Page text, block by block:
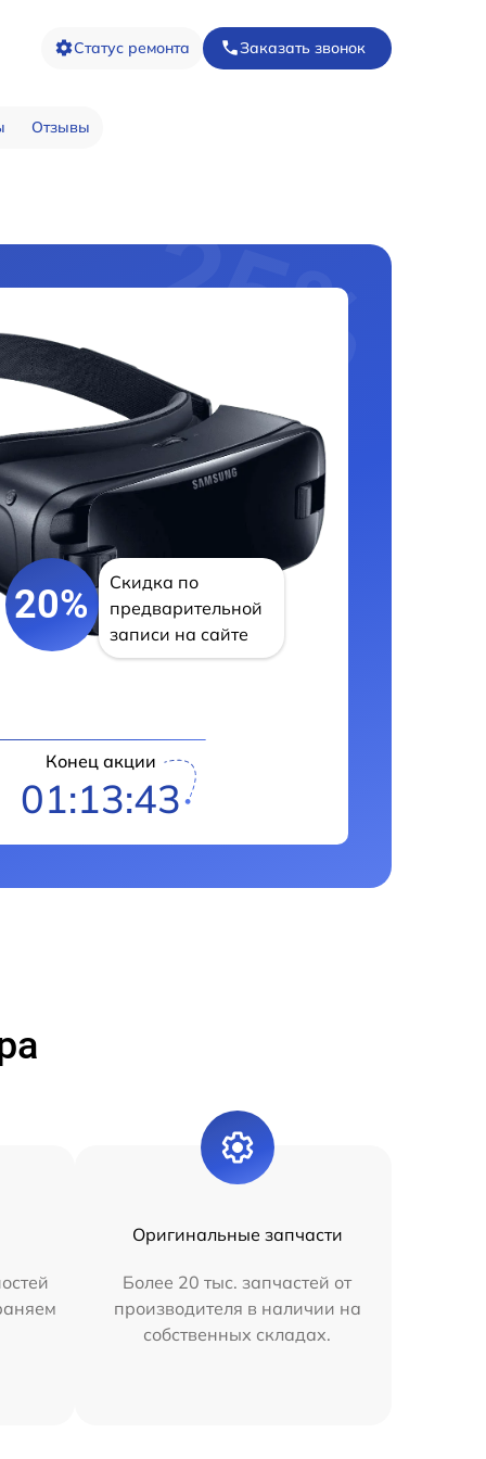
Статус ремонта Заказать звонок
Отзывы
20%
Скидка по
предварительной
записи на сайте
Конец акции
01:13:42
Оригинальные запчасти
Более 20 тыс. запчастей от
производителя в наличии на
собственных складах.